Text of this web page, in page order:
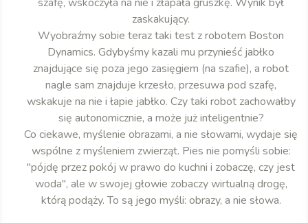
zaskakujący.
Wyobraźmy sobie teraz taki test z robotem Boston
Dynamics. Gdybyśmy kazali mu przynieść jabłko
znajdujące się poza jego zasięgiem (na szafie), a robot
nagle sam znajduje krzesło, przesuwa pod szafę,
wskakuje na nie i łapie jabłko. Czy taki robot zachowałby
się autonomicznie, a może już inteligentnie?
Co ciekawe, myślenie obrazami, a nie słowami, wydaje się
wspólne z myśleniem zwierząt. Pies nie pomyśli sobie:
"pójdę przez pokój w prawo do kuchni i zobaczę, czy jest
woda", ale w swojej głowie zobaczy wirtualną drogę,
którą podąży. To są jego myśli: obrazy, a nie słowa.